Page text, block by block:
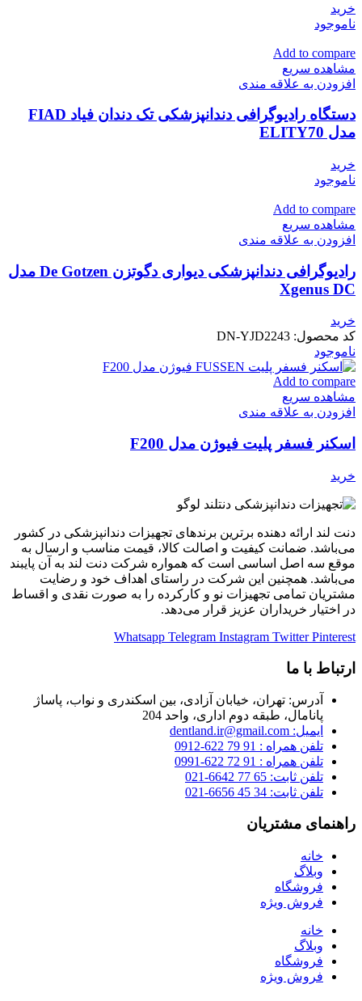
خرید
ناموجود
Add to compare
مشاهده سریع
افزودن به علاقه مندی
دستگاه رادیوگرافی دندانپزشکی تک دندان فیاد FIAD
مدل ELITY70
خرید
ناموجود
Add to compare
مشاهده سریع
افزودن به علاقه مندی
رادیوگرافی دندانپزشکی دیواری دگوتزن De Gotzen مدل
Xgenus DC
خرید
کد محصول: DN-YJD2243
ناموجود
Add to compare
مشاهده سریع
افزودن به علاقه مندی
اسکنر فسفر پلیت فیوژن مدل F200
خرید
دنت لند ارائه دهنده برترین برندهای تجهیزات دندانپزشکی در کشور
می‌باشد. ضمانت کیفیت و اصالت کالا، قیمت مناسب و ارسال به
موقع سه اصل اساسی است که همواره شرکت دنت لند به آن پایبند
می‌باشد. همچنین این شرکت در راستای اهداف خود و رضایت
مشتریان تمامی تجهیزات نو و کارکرده را به صورت نقدی و اقساط
در اختیار خریداران عزیز قرار می‌دهد.
Whatsapp Telegram Instagram Twitter Pinterest
ارتباط با ما
آدرس: تهران، خیابان آزادی، بین اسکندری و نواب، پاساژ
پانامال، طبقه دوم اداری، واحد 204
ایمیل: dentland.ir@gmail.com
تلفن همراه : 91 79 622-0912
تلفن همراه : 91 72 622-0991
تلفن ثابت: 65 77 6642-021
تلفن ثابت: 34 45 6656-021
راهنمای مشتریان
خانه
وبلاگ
فروشگاه
فروش ویژه
خانه
وبلاگ
فروشگاه
فروش ویژه